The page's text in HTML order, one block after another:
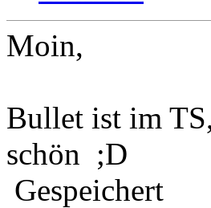
Moin,
Bullet ist im
schön ;D
Gespeichert